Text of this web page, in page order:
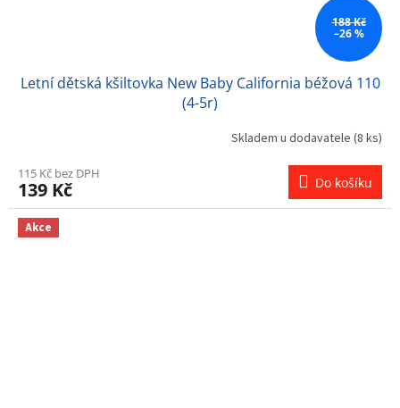
188 Kč
–26 %
Letní dětská kšiltovka New Baby California béžová 110
(4-5r)
Skladem u dodavatele (8 ks)
115 Kč bez DPH
139 Kč Do košíku
Akce